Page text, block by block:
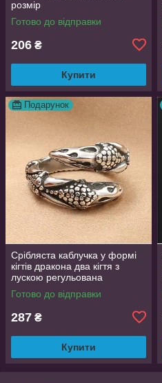
розмір
Готово до відправки
206 ₴
Купити
Подарунок
Срібляста каблучка у формі
кігтів дракона два кігтя з
лускою регульована
DragonClaw001
Готово до відправки
287 ₴
Купити